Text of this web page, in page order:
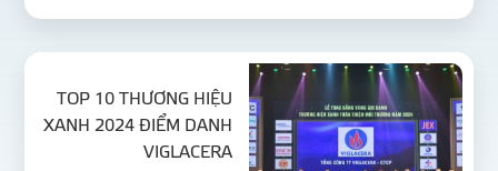
TOP 10 THƯƠNG HIỆU
XANH 2024 ĐIỂM DANH
VIGLACERA